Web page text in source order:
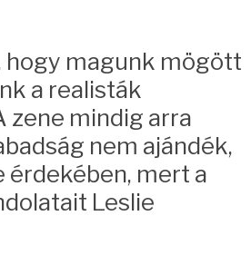
hogy magunk mögött
a realisták
zene mindig arra
nem ajándék,
érdekében, mert a
Leslie